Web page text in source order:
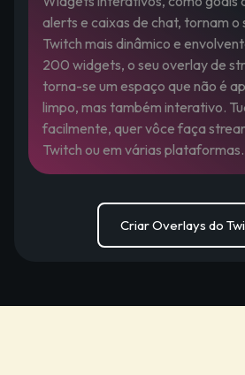
alerts e caixas de chat, tornam o
Twitch mais dinâmico e
200 widgets, o seu overlay de
torna-se um espaço que não é
limpo, mas também interativo.
facilmente, quer vôce faça
Twitch ou em várias plataformas.
Criar Overlays do